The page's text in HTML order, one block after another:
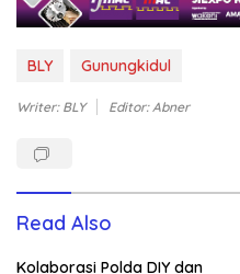
BLY Gunungkidul
Writer: BLY Editor: Abner
Read Also
Kolaborasi Polda DIY dan